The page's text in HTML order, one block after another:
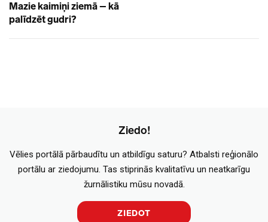
Mazie kaimiņi ziemā – kā
palīdzēt gudri?
Ziedo!
Vēlies portālā pārbaudītu un atbildīgu saturu? Atbalsti reģionālo
portālu ar ziedojumu. Tas stiprinās kvalitatīvu un neatkarīgu
žurnālistiku mūsu novadā.
ZIEDOT